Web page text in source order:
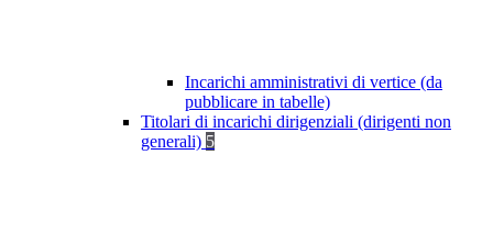
Incarichi amministrativi di vertice (da
pubblicare in tabelle)
Titolari di incarichi dirigenziali (dirigenti non
generali) 5